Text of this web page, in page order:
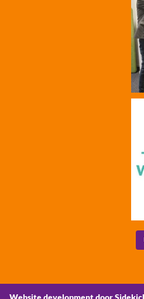
Website development door